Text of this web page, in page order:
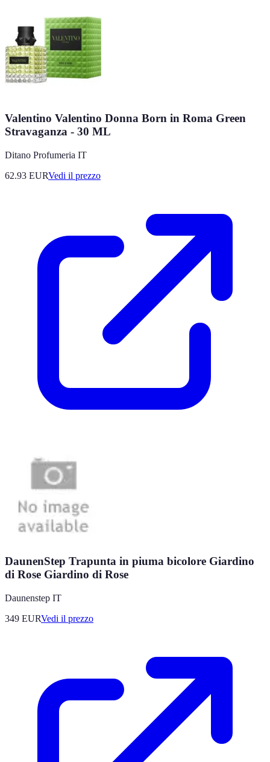
Valentino Valentino Donna Born in Roma Green
Stravaganza - 30 ML
Ditano Profumeria IT
62.93 EURVedi il prezzo
DaunenStep Trapunta in piuma bicolore Giardino
di Rose Giardino di Rose
Daunenstep IT
349 EURVedi il prezzo